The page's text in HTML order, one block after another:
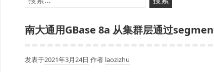
索：
南大通用GBase 8a 从集群层通过
发表于2021年3月24日 作者 laozizhu